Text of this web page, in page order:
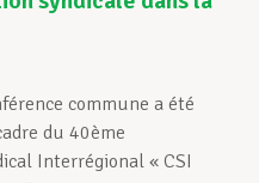
commune a été
du 40ème
Interrégional « CSI